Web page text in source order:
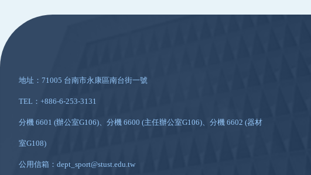
地址：71005 台南市永康區南台街一號
TEL：+886-6-253-3131
分機 6601 (辦公室G106)、分機 6600 (主任辦公室G106)、分機 6602 (器材
室G108)
公用信箱：dept_sport@stust.edu.tw